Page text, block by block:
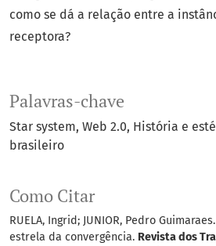
Palavras-chave
Star system Web 2.0 História e
brasileiro
Como Citar
RUELA, Ingrid; JUNIOR, Pedro
estrela da convergência. Revista dos
como se dá a relação entre a
receptora?